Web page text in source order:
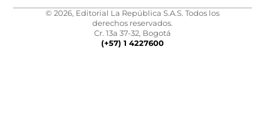
© 2026, Editorial La República S.A.S. Todos los
derechos reservados.
Cr. 13a 37-32, Bogotá
(+57) 1 4227600